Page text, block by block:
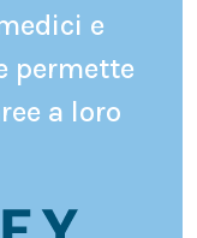
e
permette
a loro